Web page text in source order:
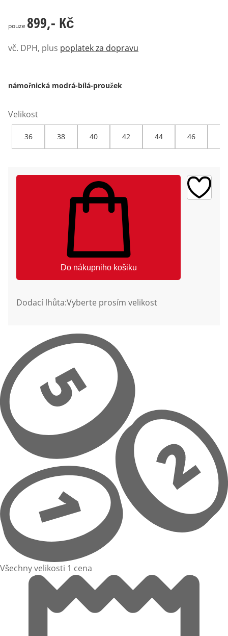
899,- Kč
pouze 899,- Kč
vč. DPH, plus poplatek za dopravu
námořnická modrá-bílá-proužek
Velikost
36 38 40 42 44 46
Do nákupniho košiku
Dodací lhůta:Vyberte prosím velikost
Všechny velikosti 1 cena